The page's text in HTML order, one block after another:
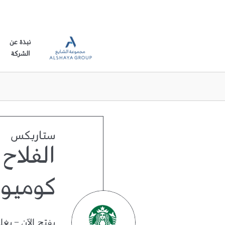
نبذة عن
الشركة
ستاربكس
الفلاح